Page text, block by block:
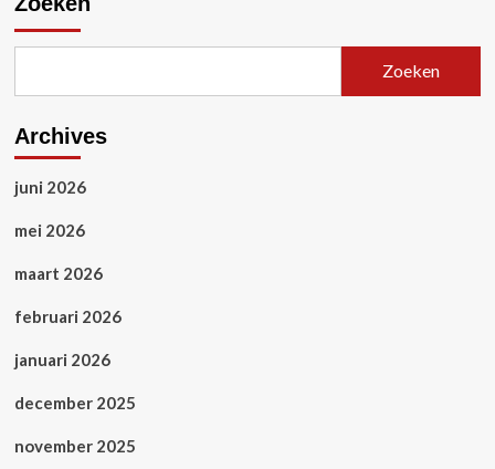
Zoeken
Archives
juni 2026
mei 2026
maart 2026
februari 2026
januari 2026
december 2025
november 2025